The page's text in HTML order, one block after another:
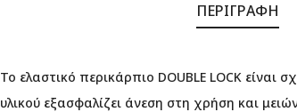
ΠΕΡΙΓΡΑΦΉ
Το ελαστικό περικάρπιο DOUBLE LOCK
υλικού εξασφαλίζει άνεση στη χρήση και